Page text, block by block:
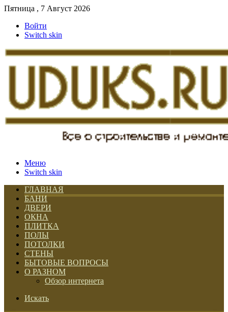
Пятница , 7 Август 2026
Войти
Switch skin
Меню
Switch skin
ГЛАВНАЯ
БАНИ
ДВЕРИ
ОКНА
ПЛИТКА
ПОЛЫ
ПОТОЛКИ
СТЕНЫ
БЫТОВЫЕ ВОПРОСЫ
О РАЗНОМ
Обзор интернета
Искать